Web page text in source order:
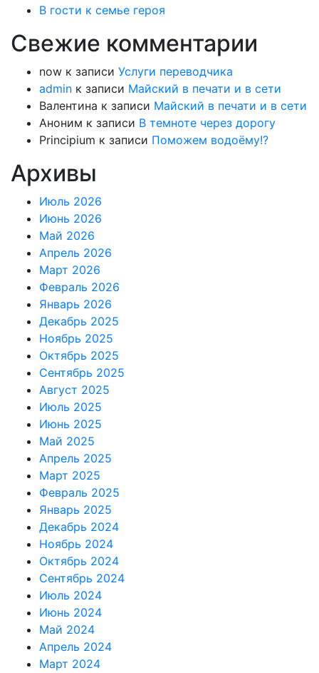
В гости к семье героя
Свежие комментарии
now к записи Услуги переводчика
admin к записи Майский в печати и в сети
Валентина к записи Майский в печати и в сети
Аноним к записи В темноте через дорогу
Principium к записи Поможем водоёму!?
Архивы
Июль 2026
Июнь 2026
Май 2026
Апрель 2026
Март 2026
Февраль 2026
Январь 2026
Декабрь 2025
Ноябрь 2025
Октябрь 2025
Сентябрь 2025
Август 2025
Июль 2025
Июнь 2025
Май 2025
Апрель 2025
Март 2025
Февраль 2025
Январь 2025
Декабрь 2024
Ноябрь 2024
Октябрь 2024
Сентябрь 2024
Июль 2024
Июнь 2024
Май 2024
Апрель 2024
Март 2024